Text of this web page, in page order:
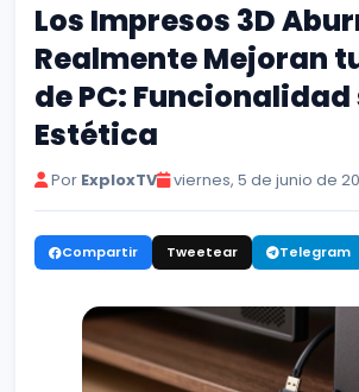
Los Impresos 3D
Realmente Mejoran
de PC:
Estética
Por ExploxTV viernes, 5 de junio de
Compartir Tweetear Telegram